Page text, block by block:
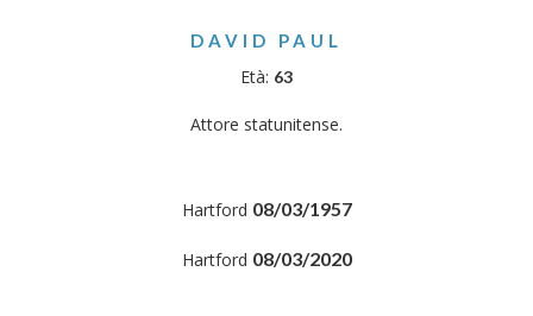
DAVID PAUL
Età: 63
Attore statunitense.
Hartford 08/03/1957
Hartford 08/03/2020